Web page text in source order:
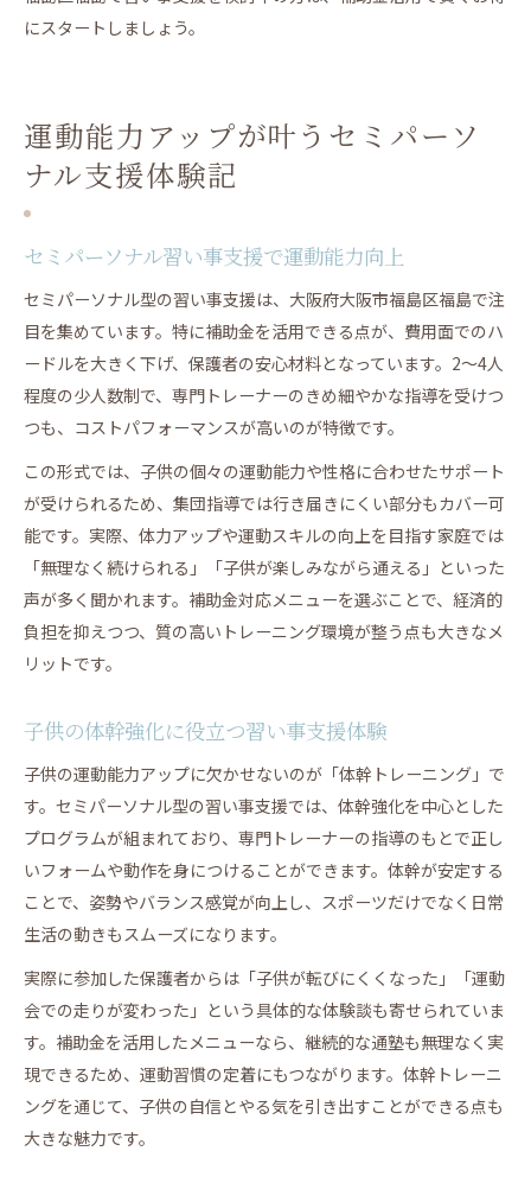
にスタートしましょう。
運動能力アップが叶うセミパーソ
ナル支援体験記
セミパーソナル習い事支援で運動能力向上
セミパーソナル型の習い事支援は、大阪府大阪市福島区福島で注
目を集めています。特に補助金を活用できる点が、費用面でのハ
ードルを大きく下げ、保護者の安心材料となっています。2〜4人
程度の少人数制で、専門トレーナーのきめ細やかな指導を受けつ
つも、コストパフォーマンスが高いのが特徴です。
この形式では、子供の個々の運動能力や性格に合わせたサポート
が受けられるため、集団指導では行き届きにくい部分もカバー可
能です。実際、体力アップや運動スキルの向上を目指す家庭では
「無理なく続けられる」「子供が楽しみながら通える」といった
声が多く聞かれます。補助金対応メニューを選ぶことで、経済的
負担を抑えつつ、質の高いトレーニング環境が整う点も大きなメ
リットです。
子供の体幹強化に役立つ習い事支援体験
子供の運動能力アップに欠かせないのが「体幹トレーニング」で
す。セミパーソナル型の習い事支援では、体幹強化を中心とした
プログラムが組まれており、専門トレーナーの指導のもとで正し
いフォームや動作を身につけることができます。体幹が安定する
ことで、姿勢やバランス感覚が向上し、スポーツだけでなく日常
生活の動きもスムーズになります。
実際に参加した保護者からは「子供が転びにくくなった」「運動
会での走りが変わった」という具体的な体験談も寄せられていま
す。補助金を活用したメニューなら、継続的な通塾も無理なく実
現できるため、運動習慣の定着にもつながります。体幹トレーニ
ングを通じて、子供の自信とやる気を引き出すことができる点も
大きな魅力です。